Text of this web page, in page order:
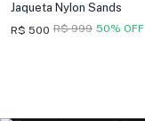
Jaqueta Nylon Sands
R$ 500 50% OFF
R$ 999